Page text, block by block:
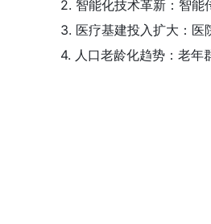
2. 智能化技术革新：智能
3. 医疗基建投入扩大：医
4. 人口老龄化趋势：老年